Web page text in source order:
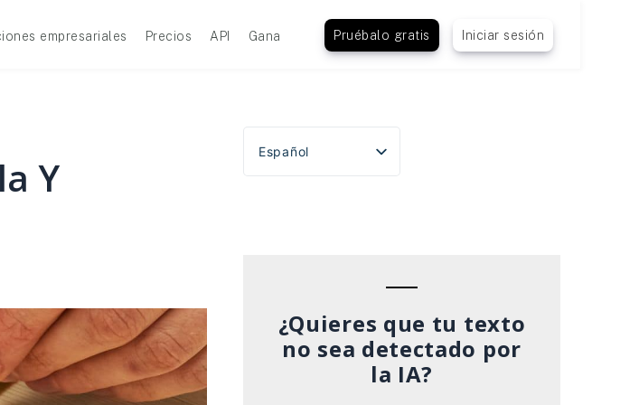
empresariales Precios API Gana Pruébalo gratis Iniciar sesión
Y
Español
English
¿Quieres que tu texto
no sea detectado por
la IA?